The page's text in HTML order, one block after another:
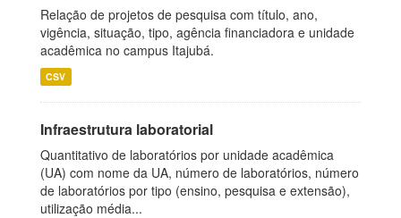
Relação de projetos de pesquisa com título, ano,
vigência, situação, tipo, agência financiadora e unidade
acadêmica no campus Itajubá.
CSV
Infraestrutura laboratorial
Quantitativo de laboratórios por unidade acadêmica
(UA) com nome da UA, número de laboratórios, número
de laboratórios por tipo (ensino, pesquisa e extensão),
utilização média...